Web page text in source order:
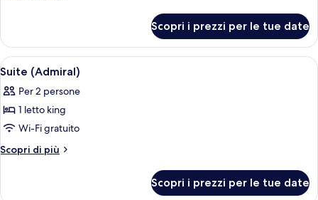
Suite
Scopri i prezzi per le tue date
Apri
tutte
le
foto
per
Suite
Suite (Admiral) | Biancheria da letto
5
Suite (Admiral)
Per 2 persone
1 letto king
Wi-Fi gratuito
Scopri di più
Altri
Scopri i prezzi per le tue date